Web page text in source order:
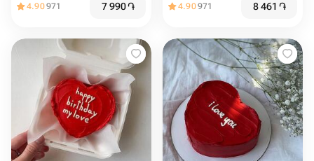
4.90971 7 990֏ 4.90971 8 461 ֏